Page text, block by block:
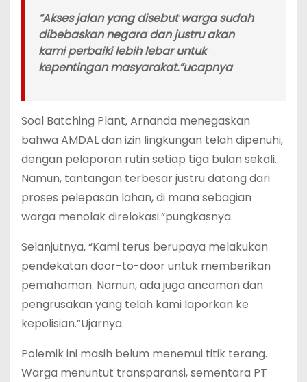
“Akses jalan yang disebut warga sudah
dibebaskan negara dan justru akan
kami perbaiki lebih lebar untuk
kepentingan masyarakat.”ucapnya
‎Soal Batching Plant, Arnanda menegaskan
bahwa AMDAL dan izin lingkungan telah dipenuhi,
dengan pelaporan rutin setiap tiga bulan sekali.
Namun, tantangan terbesar justru datang dari
proses pelepasan lahan, di mana sebagian
warga menolak direlokasi.”pungkasnya.
‎Selanjutnya, “Kami terus berupaya melakukan
pendekatan door-to-door untuk memberikan
pemahaman. Namun, ada juga ancaman dan
pengrusakan yang telah kami laporkan ke
kepolisian.”Ujarnya.
‎Polemik ini masih belum menemui titik terang.
Warga menuntut transparansi, sementara PT